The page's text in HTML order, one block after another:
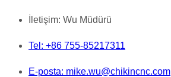
İletişim: Wu Müdürü
Tel: +86 755-85217311
E-posta: mike.wu@chikincnc.com